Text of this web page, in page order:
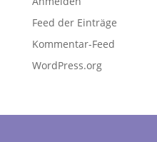
Feed der Einträge
Kommentar-Feed
WordPress.org